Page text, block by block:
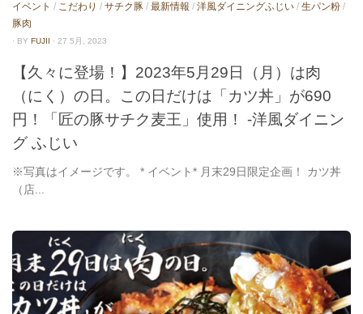
イベント / こだわり / サチク豚 / 最新情報 / 洋風ダイニングふじい / 生パン粉 /
豚肉
· BY FUJII · 27 5月, 2023
【久々に登場！】2023年5月29日（月）は肉
（にく）の日。この日だけは「カツ丼」が690
円！「匠の豚サチク麦王」使用！ -洋風ダイニン
グ ふじい
※写真はイメージです。 * イベント* 月末29日限定企画！ カツ丼
（店...